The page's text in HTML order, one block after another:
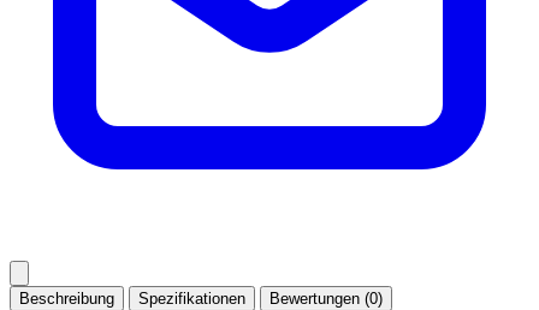
Beschreibung Spezifikationen Bewertungen (0)